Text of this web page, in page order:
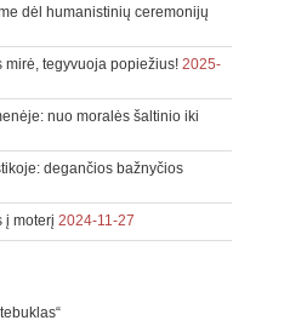
dėl humanistinių ceremonijų
mirė, tegyvuoja popiežius! 2025-
nuo moralės šaltinio iki
degančios bažnyčios
į moterį 2024-11-27